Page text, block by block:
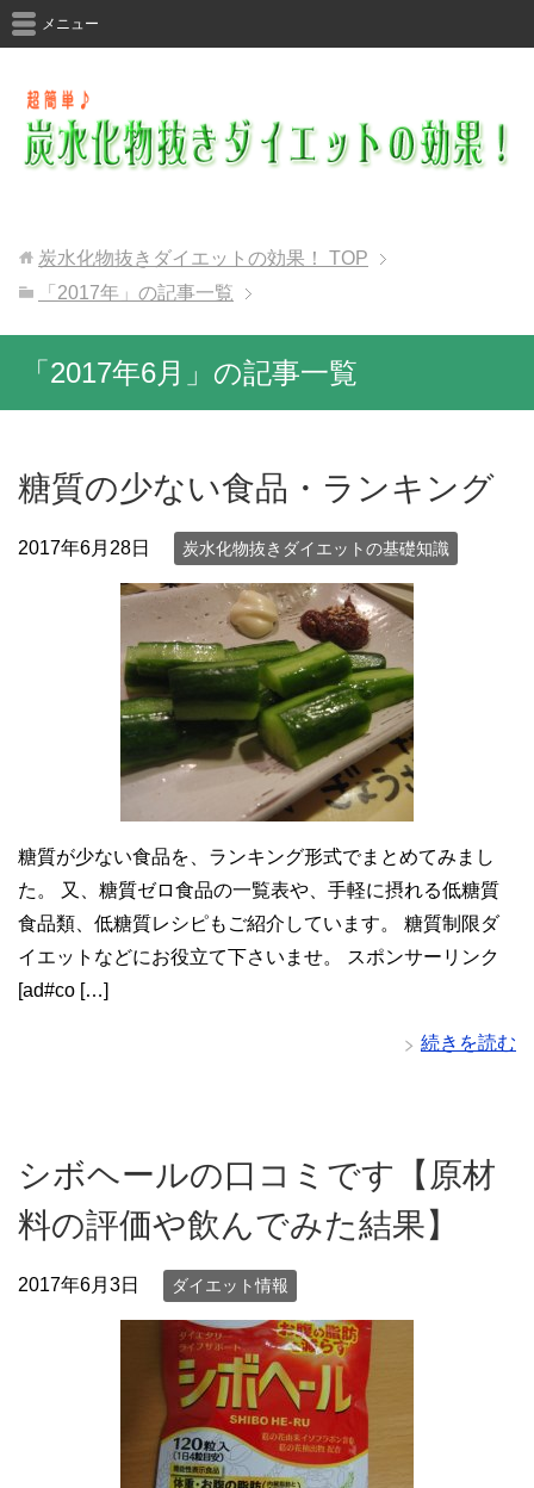
メニュー
炭水化物抜きダイエットの効果！
TOP
「2017年」の記事一覧
「2017年6月」の記事一覧
糖質の少ない食品・ランキング
2017年6月28日 炭水化物抜きダイエットの基礎知識
糖質が少ない食品を、ランキング形式でまとめてみまし
た。 又、糖質ゼロ食品の一覧表や、手軽に摂れる低糖質
食品類、低糖質レシピもご紹介しています。 糖質制限ダ
イエットなどにお役立て下さいませ。 スポンサーリンク
[ad#co […]
続きを読む
シボヘールの口コミです【原材
料の評価や飲んでみた結果】
2017年6月3日 ダイエット情報